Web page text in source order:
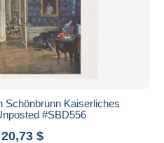
Schönbrunn Kaiserliches
#SBD556
$